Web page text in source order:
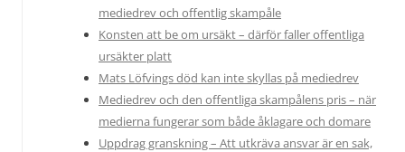
mediedrev och offentlig skampåle
Konsten att be om ursäkt – därför faller offentliga
ursäkter platt
Mats Löfvings död kan inte skyllas på mediedrev
Mediedrev och den offentliga skampålens pris – när
medierna fungerar som både åklagare och domare
Uppdrag granskning – Att utkräva ansvar är en sak,